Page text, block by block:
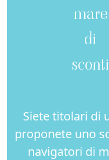
mare
di
sconti
Siete titolari di
proponete uno
navigatori di